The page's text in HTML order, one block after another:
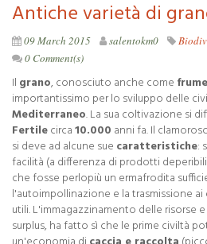
Antiche varietà di
09 March 2015 salentokm0
0 Comment(s)
Il grano, conosciuto anche come
importantissimo per lo sviluppo delle
Mediterraneo. La sua coltivazione si
Fertilecirca10.000 anni fa. Il
si deve ad alcune sue caratteristiche:
facilità (a differenza di prodotti
che fosse perlopiù un ermafrodita
l'autoimpollinazione e la trasmissione
utili. L'immagazzinamento delle risorse
surplus, ha fatto sì che le prime civiltà